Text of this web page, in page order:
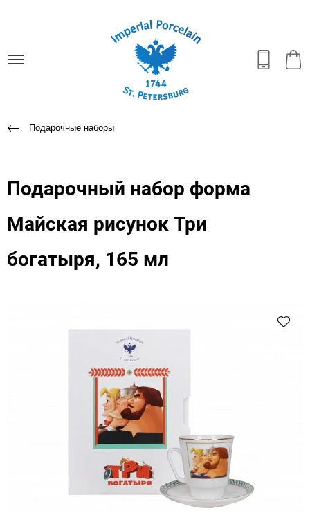
Подарочные наборы
Подарочный набор форма
Майская рисунок Три
богатыря, 165 мл